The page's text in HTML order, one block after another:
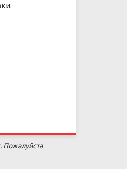
Пожалуйста